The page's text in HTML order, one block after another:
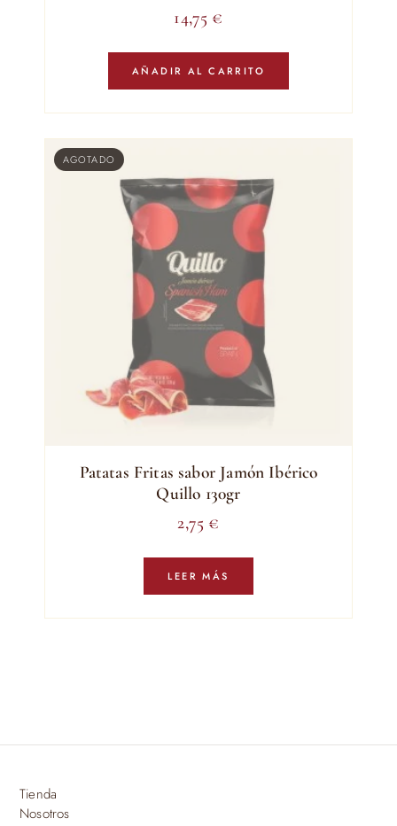
14,75 €
AÑADIR AL CARRITO
AGOTADO
Patatas Fritas sabor Jamón Ibérico
Quillo 130gr
2,75 €
LEER MÁS
Tienda
Nosotros